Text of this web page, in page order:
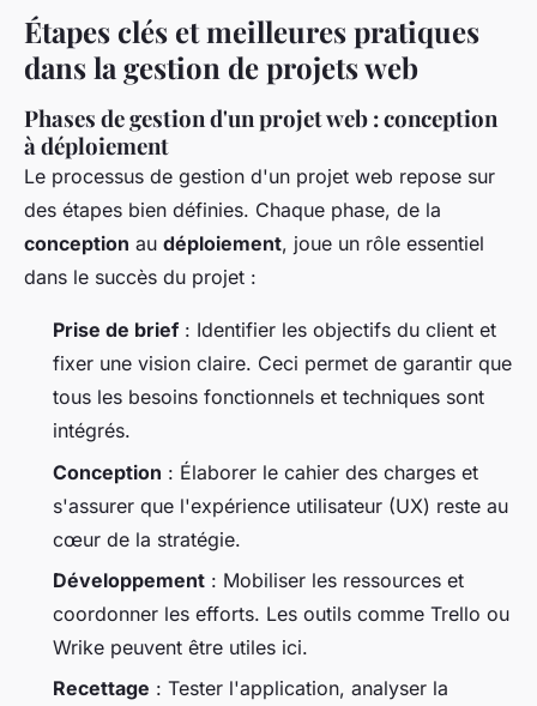
Étapes clés et meilleures pratiques
dans la gestion de projets web
Phases de gestion d'un projet web : conception
à déploiement
Le processus de gestion d'un projet web repose sur
des étapes bien définies. Chaque phase, de la
conception au déploiement, joue un rôle essentiel
dans le succès du projet :
Prise de brief : Identifier les objectifs du client et
fixer une vision claire. Ceci permet de garantir que
tous les besoins fonctionnels et techniques sont
intégrés.
Conception : Élaborer le cahier des charges et
s'assurer que l'expérience utilisateur (UX) reste au
cœur de la stratégie.
Développement : Mobiliser les ressources et
coordonner les efforts. Les outils comme Trello ou
Wrike peuvent être utiles ici.
Recettage : Tester l'application, analyser la